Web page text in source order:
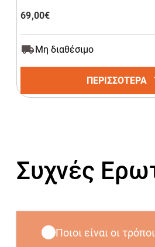
69,00€
Μη διαθέσιμο
ΠΕΡΙΣΣΟΤΕΡΑ
Συχνές
Ποιοι είναι οι